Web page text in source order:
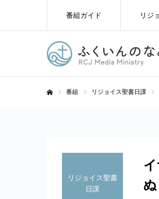
番組ガイド リジ
番組 リジョイス聖書日課
リジョイス聖書
日課